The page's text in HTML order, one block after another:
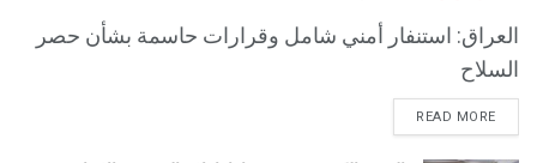
العراق: استنفار أمني شامل وقرارات حاسمة بشأن حصر
السلاح
READ MORE